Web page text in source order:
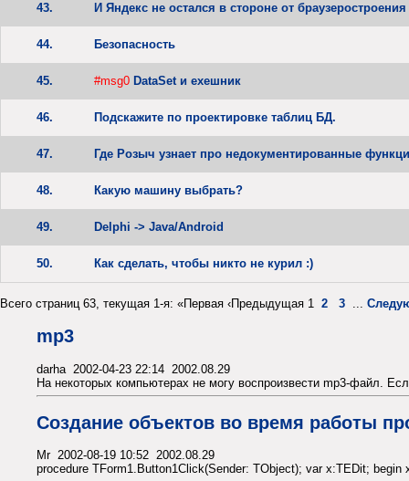
43. И Яндекс не остался в стороне от браузеростроения
44. Безопасность
45. #msg0 DataSet и exeшник
46. Подскажите по проектировке таблиц БД.
47. Где Розыч узнает про недокументированные
48. Какую машину выбрать?
49. Delphi -> Java/Android
50. Как сделать, чтобы никто не курил :)
Всего страниц 63, текущая 1-я: «Первая ‹Предыдущая 1 2 3 ...
mp3
darha 2002-04-23 22:14 2002.08.29
На некоторых компьютерах не могу воспроизвести mp3-файл.
Создание объектов во время работы
Mr 2002-08-19 10:52 2002.08.29
procedure TForm1.Button1Click(Sender: TObject); var x:TEDit;